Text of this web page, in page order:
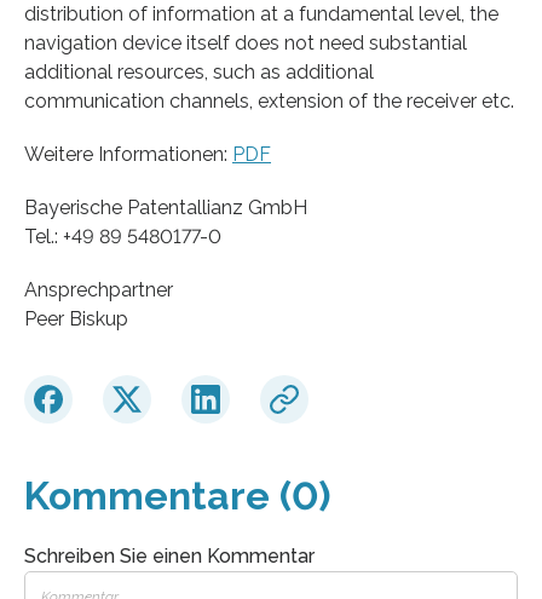
distribution of information at a fundamental level, the
navigation device itself does not need substantial
additional resources, such as additional
communication channels, extension of the receiver etc.
Weitere Informationen: PDF
Bayerische Patentallianz GmbH
Tel.: +49 89 5480177-0
Ansprechpartner
Peer Biskup
Kommentare (0)
Schreiben Sie einen Kommentar